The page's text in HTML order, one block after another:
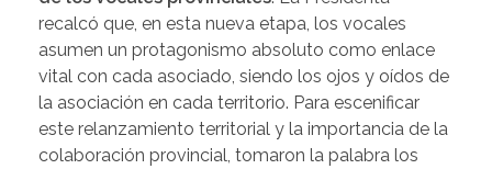
recalcó que, en esta nueva etapa, los vocales
asumen un protagonismo absoluto como enlace
vital con cada asociado, siendo los ojos y oídos de
la asociación en cada territorio. Para escenificar
este relanzamiento territorial y la importancia de la
colaboración provincial, tomaron la palabra los